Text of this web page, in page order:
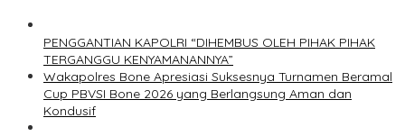
PENGGANTIAN KAPOLRI “DIHEMBUS OLEH PIHAK PIHAK
TERGANGGU KENYAMANANNYA”
Wakapolres Bone Apresiasi Suksesnya Turnamen Beramal
Cup PBVSI Bone 2026 yang Berlangsung Aman dan
Kondusif